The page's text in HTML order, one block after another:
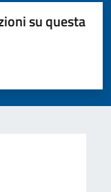
su questa